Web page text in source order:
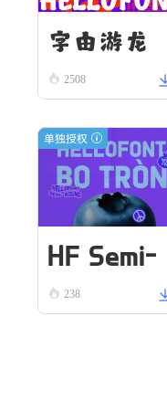
字由游龙
2508
单独授权
HF Semi-
Round VN
238